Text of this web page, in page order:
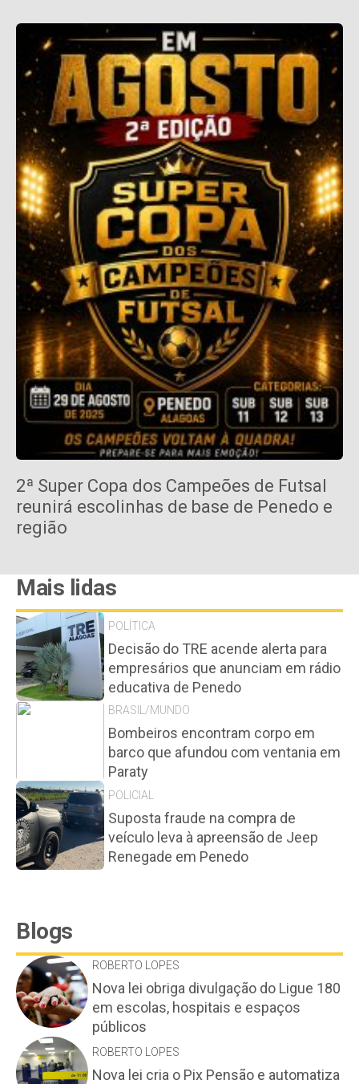
2ª Super Copa dos Campeões de Futsal
reunirá escolinhas de base de Penedo e
região
Mais lidas
POLÍTICA
Decisão do TRE acende alerta para
empresários que anunciam em rádio
educativa de Penedo
BRASIL/MUNDO
Bombeiros encontram corpo em
barco que afundou com ventania em
Paraty
POLICIAL
Suposta fraude na compra de
veículo leva à apreensão de Jeep
Renegade em Penedo
Blogs
ROBERTO LOPES
Nova lei obriga divulgação do Ligue 180
em escolas, hospitais e espaços
públicos
ROBERTO LOPES
Nova lei cria o Pix Pensão e automatiza